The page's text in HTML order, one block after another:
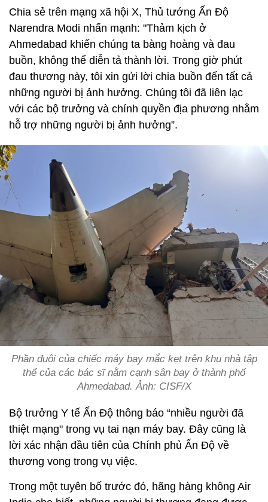
Chia sẻ trên mạng xã hội X, Thủ tướng Ấn Độ
Narendra Modi nhấn mạnh: "Thảm kịch ở
Ahmedabad khiến chúng ta bàng hoàng và đau
buồn, không thể diễn tả thành lời. Trong giờ phút
đau thương này, tôi xin gửi lời chia buồn đến tất cả
những người bị ảnh hưởng. Chúng tôi đã liên lạc
với các bộ trưởng và chính quyền địa phương nhằm
hỗ trợ những người bị ảnh hưởng”.
Phần đuôi của chiếc máy bay mắc kẹt trên khu nhà tập
thể của các bác sĩ nằm cạnh sân bay ở thành phố
Ahmedabad. Ảnh: CISF/X
Bộ trưởng Y tế Ấn Độ thông báo “nhiều người đã
thiệt mạng" trong vụ tai nạn máy bay. Đây cũng là
lời xác nhận đầu tiên của Chính phủ Ấn Độ về
thương vong trong vụ việc.
Trong một tuyên bố trước đó, hãng hàng không Air